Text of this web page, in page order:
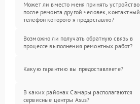
Может ли вместо меня принять устройство
после ремонта другой человек, контактный
телефон которого я предоставлю?
Возможно ли получать обратную связь в
процессе выполнения ремонтных работ?
Какую гарантию вы предоставляете?
В каких районах Самары располагаются
сервисные центры Asus?